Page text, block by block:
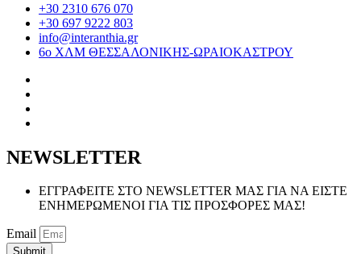
+30 2310 676 070
+30 697 9222 803
info@interanthia.gr
6ο ΧΛΜ ΘΕΣΣΑΛΟΝΙΚΗΣ-ΩΡΑΙΟΚΑΣΤΡΟΥ
NEWSLETTER
ΕΓΓΡΑΦΕΙΤΕ ΣΤΟ NEWSLETTER ΜΑΣ ΓΙΑ ΝΑ ΕΙΣΤΕ
ΕΝΗΜΕΡΩΜΕΝΟΙ ΓΙΑ ΤΙΣ ΠΡΟΣΦΟΡΕΣ ΜΑΣ!
Email
Submit